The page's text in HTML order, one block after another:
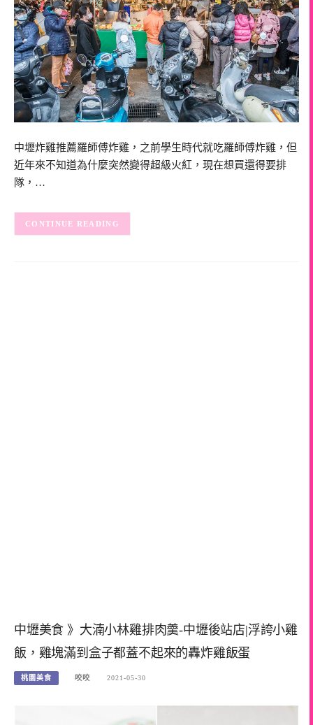
中壢炸雞推薦羅師傅炸雞，之前學生時代就吃羅師傅炸雞，但
近年來不知道為什麼突然變得超級火紅，現在想買還得要排
隊，…
CONTINUE READING
中壢美食 》大湳小林雞排肉羹-中壢後站店|浮誇小雞
飯，雞塊滿到盒子都蓋不起來的轟炸雞飯蛋
桃園美食 咬咬 2021-05-30